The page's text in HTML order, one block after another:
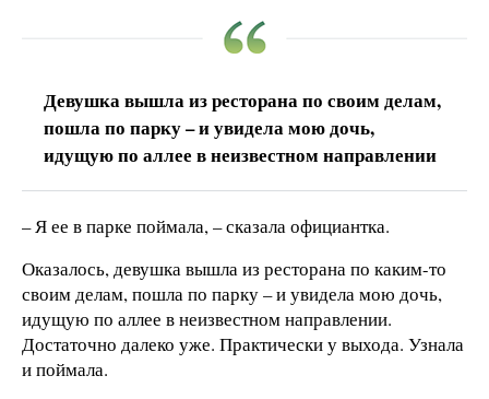
Девушка вышла из ресторана по своим делам,
пошла по парку – и увидела мою дочь,
идущую по аллее в неизвестном направлении
– Я ее в парке поймала, – сказала официантка.
Оказалось, девушка вышла из ресторана по каким-то
своим делам, пошла по парку – и увидела мою дочь,
идущую по аллее в неизвестном направлении.
Достаточно далеко уже. Практически у выхода. Узнала
и поймала.